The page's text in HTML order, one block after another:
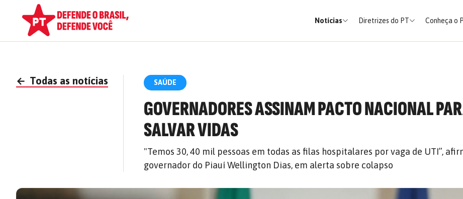
Notícias Diretrizes do PT Conheça o
← Todas as notícias SAÚDE
GOVERNADORES ASSINAM PACTO NACIONAL
SALVAR VIDAS
"Temos 30, 40 mil pessoas em todas as filas hospitalares por vaga de UTI”,
governador do Piauí Wellington Dias, em alerta sobre colapso